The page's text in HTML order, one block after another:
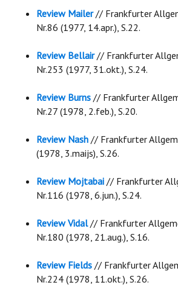
Review Mailer// Frankfurter
Nr.86 (1977, 14.apr.), S.22.
Review Bellair// Frankfurter
Nr.253 (1977, 31.okt.), S.24.
Review Burns // Frankfurter
Nr.27 (1978, 2.feb.), S.20.
Review Nash // Frankfurter
(1978, 3.maijs), S.26.
Review Mojtabai // Frankfurter
Nr.116 (1978, 6.jun.), S.24.
Review Vidal// Frankfurter
Nr.180 (1978, 21.aug.), S.16.
Review Fields // Frankfurter
Nr.224 (1978, 11.okt.), S.26.